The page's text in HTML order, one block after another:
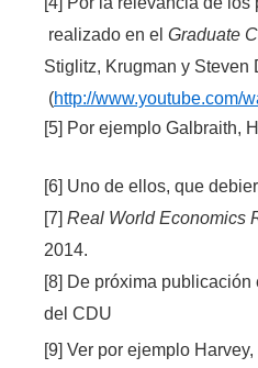
realizado en el Graduate
Stiglitz, Krugman y Steven
(http://www.youtube.com/
[5] Por ejemplo Galbraith,
[6] Uno de ellos, que
[7] Real World Economics
2014.
[8] De próxima publicación
del CDU
[9] Ver por ejemplo